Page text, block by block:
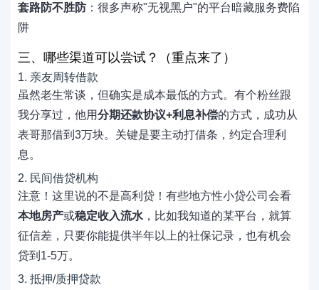
套路防不胜防 ：很多声称"无视黑户"的平台暗藏服务费陷
阱
三、哪些渠道可以尝试？（重点来了）
1. 亲友周转借款
虽然老生常谈，但确实是成本最低的方式。有个粉丝跟
我分享过，他用分期还款协议+利息补偿的方式，成功从
表哥那借到3万块。关键是要主动打借条，约定合理利
息。
2. 民间借贷机构
注意！这里说的不是高利贷！有些地方性小贷公司会看
本地房产或稳定收入流水 ，比如我知道的某平台，就算
征信差，只要你能提供半年以上的社保记录，也有机会
贷到1-5万。
3. 抵押/质押贷款